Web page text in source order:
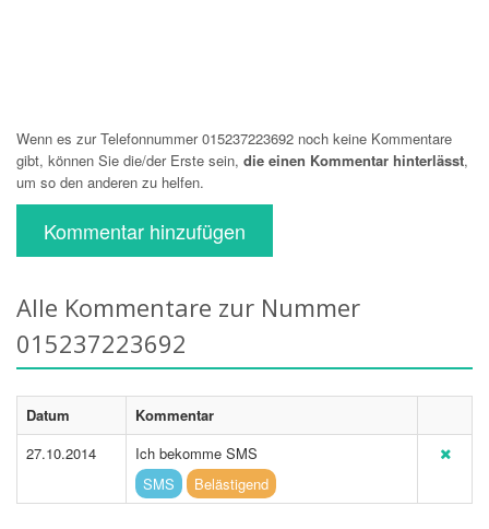
Wenn es zur Telefonnummer 015237223692 noch keine Kommentare
gibt, können Sie die/der Erste sein, die einen Kommentar hinterlässt,
um so den anderen zu helfen.
Kommentar hinzufügen
Alle Kommentare zur Nummer
015237223692
Datum
Kommentar
27.10.2014
Ich bekomme SMS
SMS
Belästigend